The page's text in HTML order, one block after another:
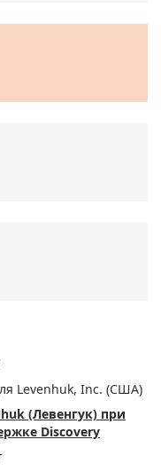
Levenhuk, Inc. (США)
(Левенгук) при
Discovery